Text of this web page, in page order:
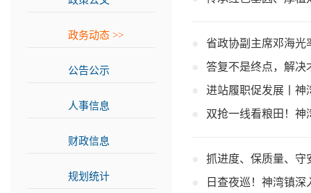
政务动态 >>
公告公示
人事信息
财政信息
规划统计
省政协副主席邓海光
答复不是终点，解决
进站履职促发展丨神
双抢一线看粮田！神
抓进度、保质量、守
日查夜巡！神湾镇